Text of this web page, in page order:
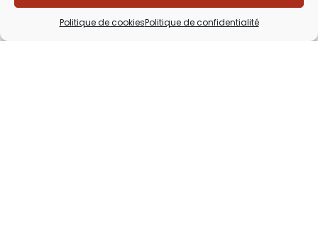
Politique de cookiesPolitique de confidentialité